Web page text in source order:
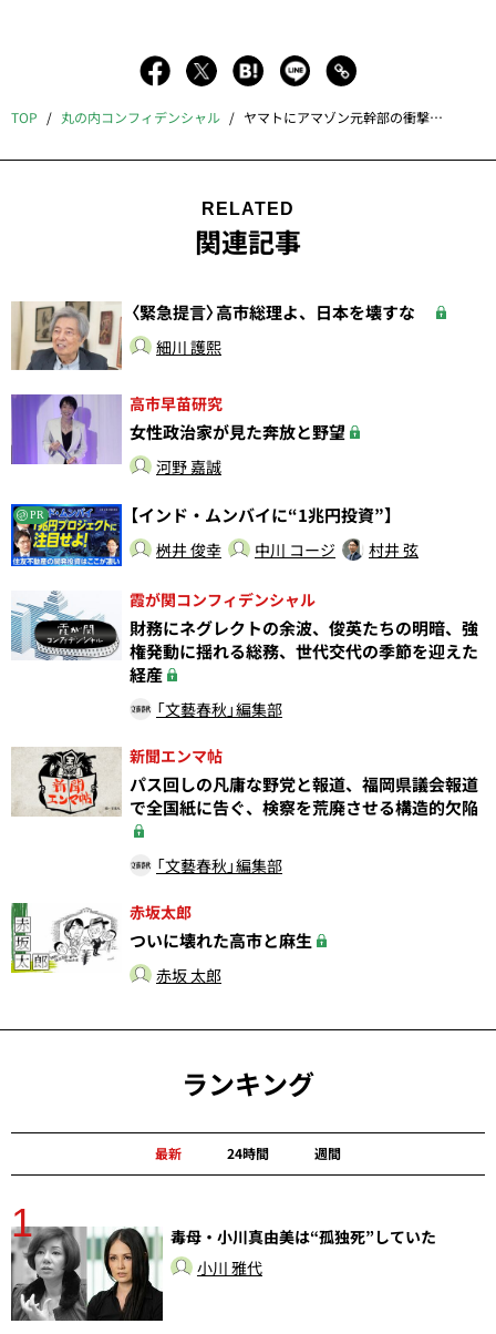
TOP 丸の内コンフィデンシャル ヤマトにアマゾン元幹部の衝撃人事、日本郵政が楽天株に落胆、みずほFG策士の思惑、地銀vs.物言う株主
RELATED
関連記事
〈緊急提言〉高市総理よ、日本を壊すな
細川 護熙
高市早苗研究
女性政治家が見た奔放と野望
河野 嘉誠
PR 【インド・ムンバイに“1兆円投資”】
桝井 俊幸 中川 コージ 村井 弦
霞が関コンフィデンシャル
財務にネグレクトの余波、俊英たちの明暗、強
権発動に揺れる総務、世代交代の季節を迎えた
経産
「文藝春秋」編集部
新聞エンマ帖
パス回しの凡庸な野党と報道、福岡県議会報道
で全国紙に告ぐ、検察を荒廃させる構造的欠陥
「文藝春秋」編集部
赤坂太郎
ついに壊れた高市と麻生
赤坂 太郎
ランキング
最新 24時間 週間
1
毒母・小川真由美は“孤独死”していた
小川 雅代